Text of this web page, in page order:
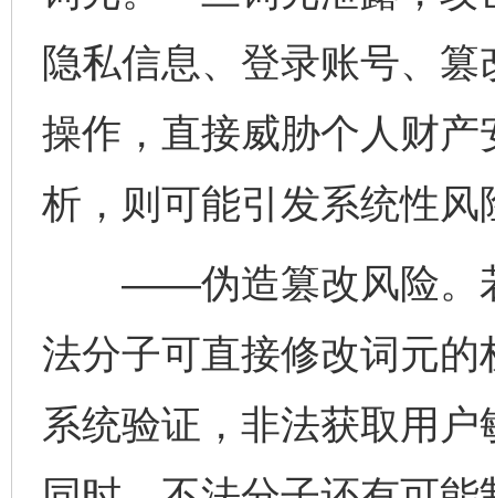
隐私信息、登录账号、
操作，直接威胁个人财
析，则可能引发系统性
——伪造篡改风险。若
法分子可直接修改词元
系统验证，非法获取用